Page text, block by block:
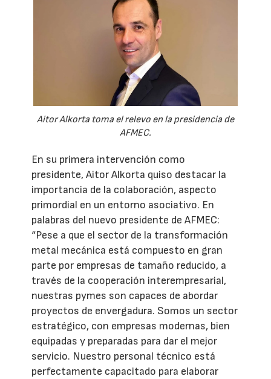
Aitor Alkorta toma el relevo en la presidencia de
AFMEC.
En su primera intervención como
presidente, Aitor Alkorta quiso destacar la
importancia de la colaboración, aspecto
primordial en un entorno asociativo. En
palabras del nuevo presidente de AFMEC:
“Pese a que el sector de la transformación
metal mecánica está compuesto en gran
parte por empresas de tamaño reducido, a
través de la cooperación interempresarial,
nuestras pymes son capaces de abordar
proyectos de envergadura. Somos un sector
estratégico, con empresas modernas, bien
equipadas y preparadas para dar el mejor
servicio. Nuestro personal técnico está
perfectamente capacitado para elaborar